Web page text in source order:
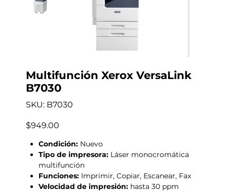
Multifunción Xerox VersaLink
B7030
SKU: SKU
B7030
B7030
Precio
$949.00
Condición: Nuevo
Tipo de impresora: Láser monocromática
multifunción
Funciones: Imprimir, Copiar, Escanear, Fax
Velocidad de impresión: hasta 30 ppm